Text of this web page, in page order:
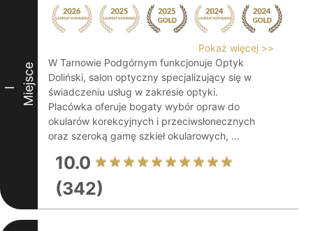
I Miejsce
Pokaż więcej >>
W Tarnowie Podgórnym funkcjonuje Optyk
Doliński, salon optyczny specjalizujący się w
świadczeniu usług w zakresie optyki.
Placówka oferuje bogaty wybór opraw do
okularów korekcyjnych i przeciwsłonecznych
oraz szeroką gamę szkieł okularowych, ...
10.0
(342)